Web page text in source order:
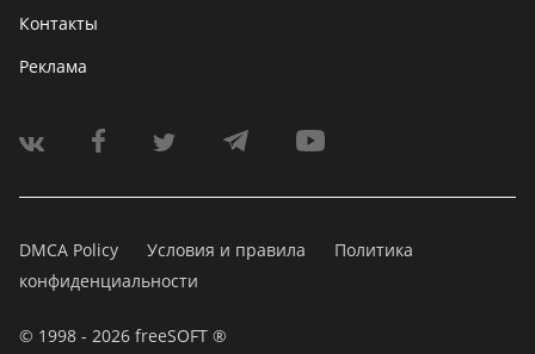
Контакты
Реклама
DMCA Policy Условия и правила
Политика
конфиденциальности
© 1998 - 2026 freeSOFT ®